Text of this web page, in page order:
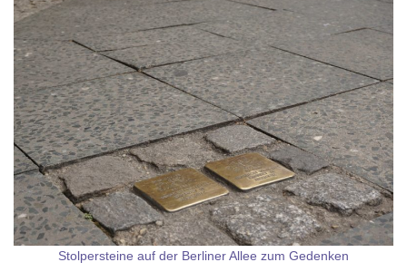
Stolpersteine auf der Berliner Allee zum Gedenken